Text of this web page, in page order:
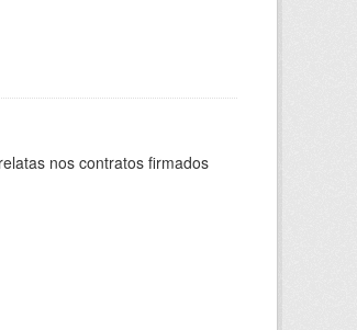
nos contratos firmados